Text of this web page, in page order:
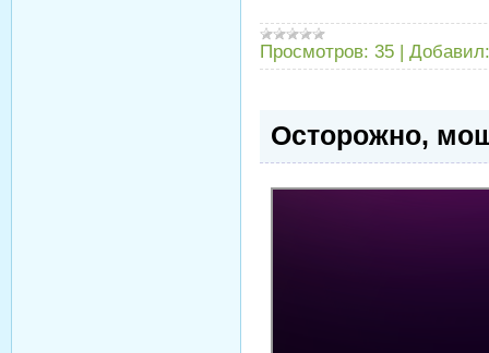
Просмотров: 35 | Добавил:
Осторожно,